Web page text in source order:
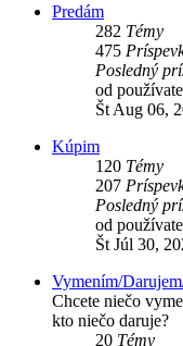
Predám
282 Témy
475
Posledný
od
Št Aug 06,
Kúpim
120 Témy
207
Posledný
od
Št Júl 30,
Vymením/
Chcete niečo
kto niečo daruje?
20 Témy